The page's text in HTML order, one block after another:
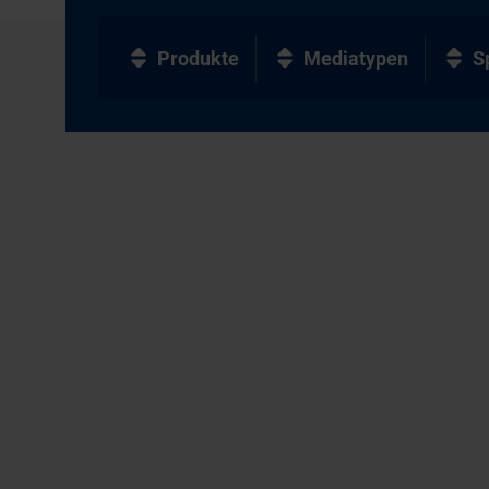
Produkte Mediatypen